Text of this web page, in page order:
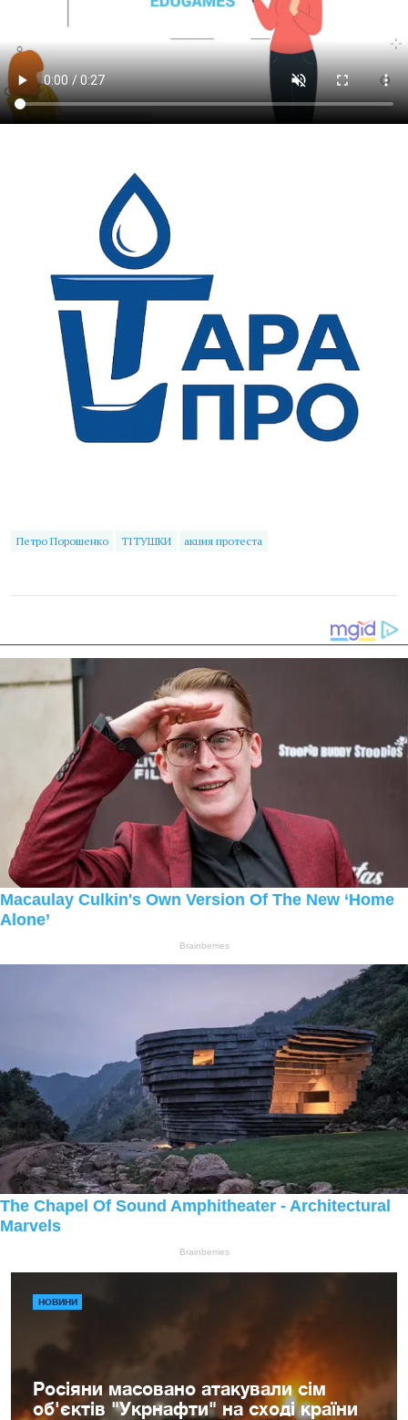
Петро Порошенко ТІТУШКИ акция протеста
НОВИНИ
Росіяни масовано атакували сім
об'єктів "Укрнафти" на сході країни